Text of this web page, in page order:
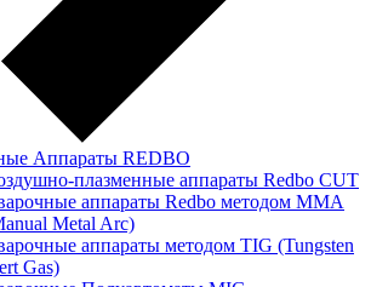
Аппараты REDBO
плазменные аппараты Redbo CUT
аппараты Redbo методом MMA
Metal Arc)
аппараты методом TIG (Tungsten
Gas)